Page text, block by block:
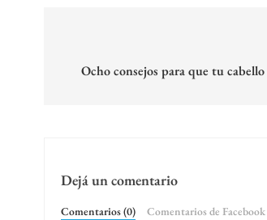
Ocho consejos para que tu
Dejá un comentario
Comentarios (0) Comentarios de Facebook